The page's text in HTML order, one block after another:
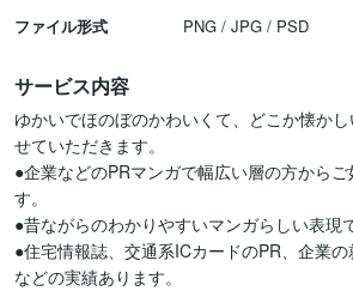
ファイル形式 PNG / JPG / PSD
サービス内容
ゆかいでほのぼのかわいくて、どこか懐か
せていただきます。
●企業などのPRマンガで幅広い層の方から
す。
●昔ながらのわかりやすいマンガらしい表現
●住宅情報誌、交通系ICカードのPR、企業
などの実績あります。